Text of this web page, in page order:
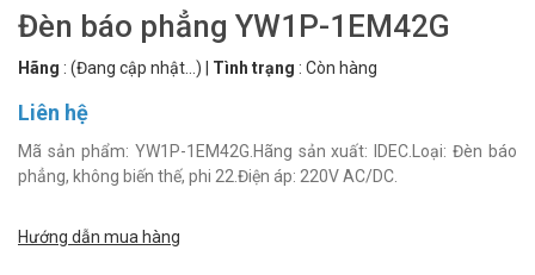
Đèn báo phẳng YW1P-1EM42G
Hãng : (Đang cập nhật...) Tình trạng : Còn hàng
Liên hệ
Mã sản phẩm: YW1P-1EM42G.Hãng sản xuất: IDEC.Loại: Đèn báo
phẳng, không biến thế, phi 22.Điện áp: 220V AC/DC.
Hướng dẫn mua hàng